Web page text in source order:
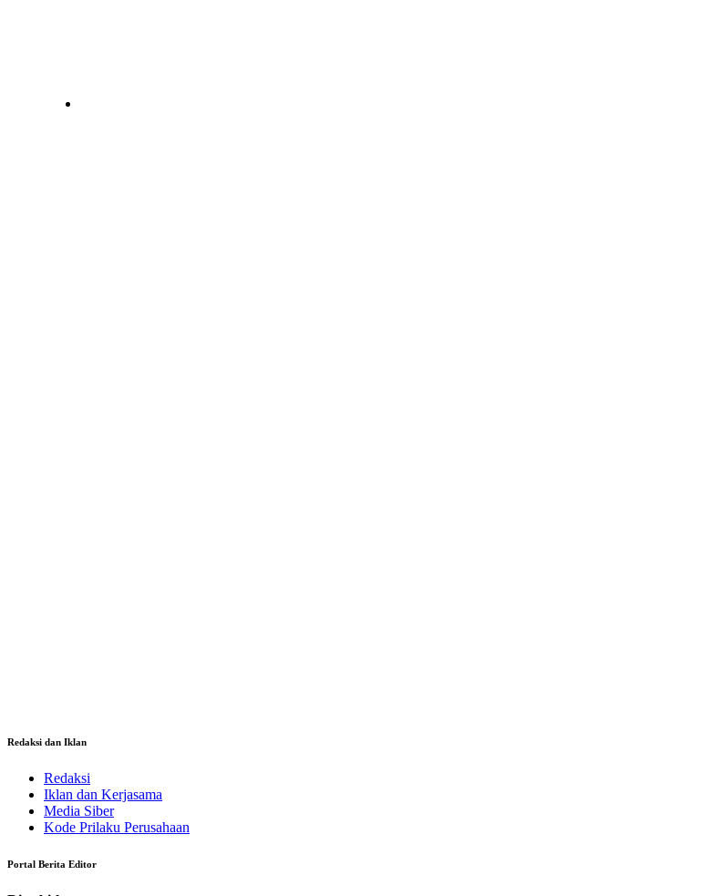
Redaksi dan Iklan
Redaksi
Iklan dan Kerjasama
Media Siber
Kode Prilaku Perusahaan
Portal Berita Editor